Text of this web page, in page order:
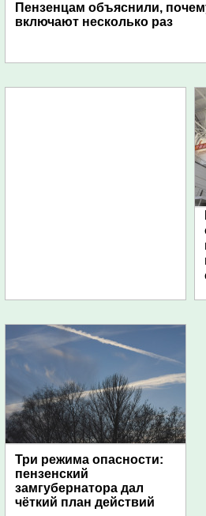
Пензенцам объяснили,
включают несколько раз
Три режима опасности:
пензенский
замгубернатора дал
чёткий план действий